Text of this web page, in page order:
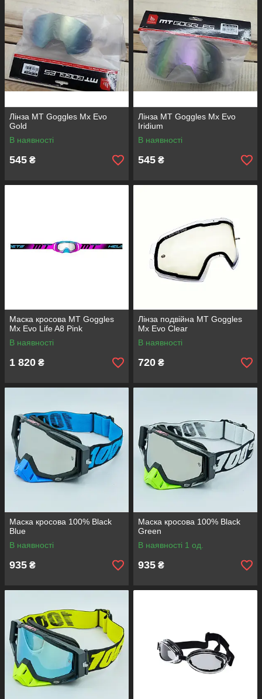
Лінза MT Goggles Mx Evo
Gold
В наявності
545 ₴
Лінза MT Goggles Mx Evo
Iridium
В наявності
545 ₴
Маска кросова MT Goggles
Mx Evo Life A8 Pink
В наявності
1 820 ₴
Лінза подвійна MT Goggles
Mx Evo Clear
В наявності
720 ₴
Маска кросова 100% Black
Blue
В наявності
935 ₴
Маска кросова 100% Black
Green
В наявності 1 од.
935 ₴